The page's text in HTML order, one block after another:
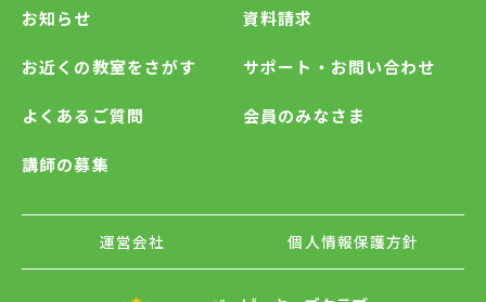
お知らせ
お近くの教室をさがす
よくあるご質問
講師の募集
資料請求
サポート・お問い合わせ
会員のみなさま
運営会社 個人情報保護方針